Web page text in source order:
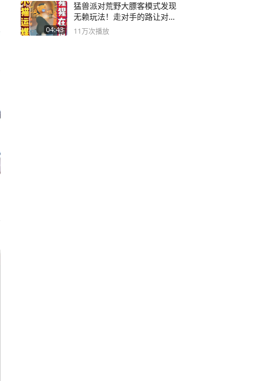
04:43
猛兽派对荒野大膘客模式发现
无赖玩法！走对手的路让对手
无路可走
11万次播放